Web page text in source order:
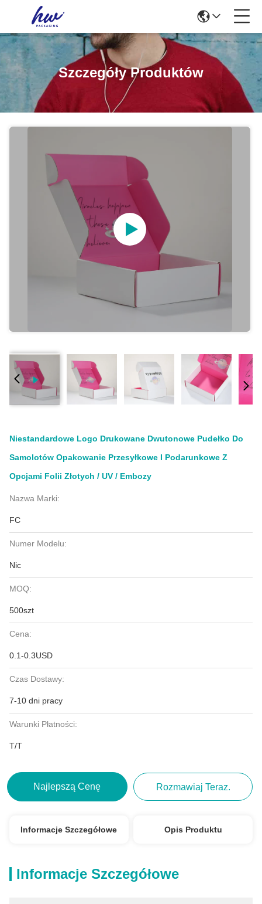
Szczegóły Produktów
Niestandardowe Logo Drukowane Dwutonowe Pudełko Do
Samolotów Opakowanie Przesyłkowe I Podarunkowe Z
Opcjami Folii Złotych / UV / Embozy
Nazwa Marki:
FC
Numer Modelu:
Nic
MOQ:
500szt
Cena:
0.1-0.3USD
Czas Dostawy:
7-10 dni pracy
Warunki Płatności:
T/T
Najlepszą Cenę Rozmawiaj Teraz.
Informacje Szczegółowe Opis Produktu
Informacje Szczegółowe